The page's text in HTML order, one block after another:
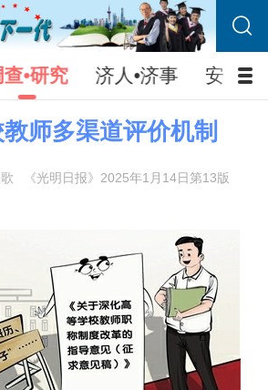
•研究 济人•济事 安防•
师多渠道评价机制
《光明日报》2025年1月14日第13版